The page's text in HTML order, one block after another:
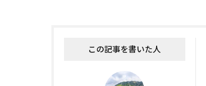
この記事を書いた人